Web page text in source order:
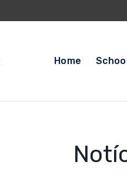
Home